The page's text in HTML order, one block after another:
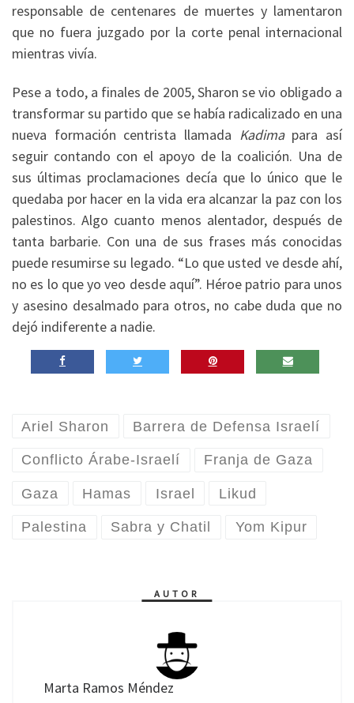
responsable de centenares de muertes y lamentaron
que no fuera juzgado por la corte penal internacional
mientras vivía.
Pese a todo, a finales de 2005, Sharon se vio obligado a
transformar su partido que se había radicalizado en una
nueva formación centrista llamada Kadimapara así
seguir contando con el apoyo de la coalición. Una de
sus últimas proclamaciones decía que lo único que le
quedaba por hacer en la vida era alcanzar la paz con los
palestinos. Algo cuanto menos alentador, después de
tanta barbarie. Con una de sus frases más conocidas
puede resumirse su legado. “Lo que usted ve desde ahí,
no es lo que yo veo desde aquí”. Héroe patrio para unos
y asesino desalmado para otros, no cabe duda que no
dejó indiferente a nadie.
Ariel Sharon Barrera de Defensa Israelí
Conflicto Árabe-Israelí Franja de Gaza
Gaza Hamas Israel Likud
Palestina Sabra y Chatil Yom Kipur
AUTOR
Marta Ramos Méndez